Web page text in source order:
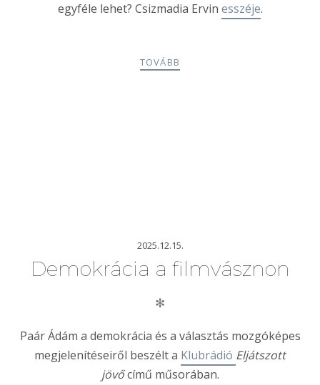
egyféle lehet? Csizmadia Ervin esszéje.
TOVÁBB
2025.12.15.
Demokrácia a filmvásznon
✻
Paár Ádám a demokrácia és a választás mozgóképes
megjelenítéseiről beszélt a Klubrádió Eljátszott
jövőcímű műsorában.